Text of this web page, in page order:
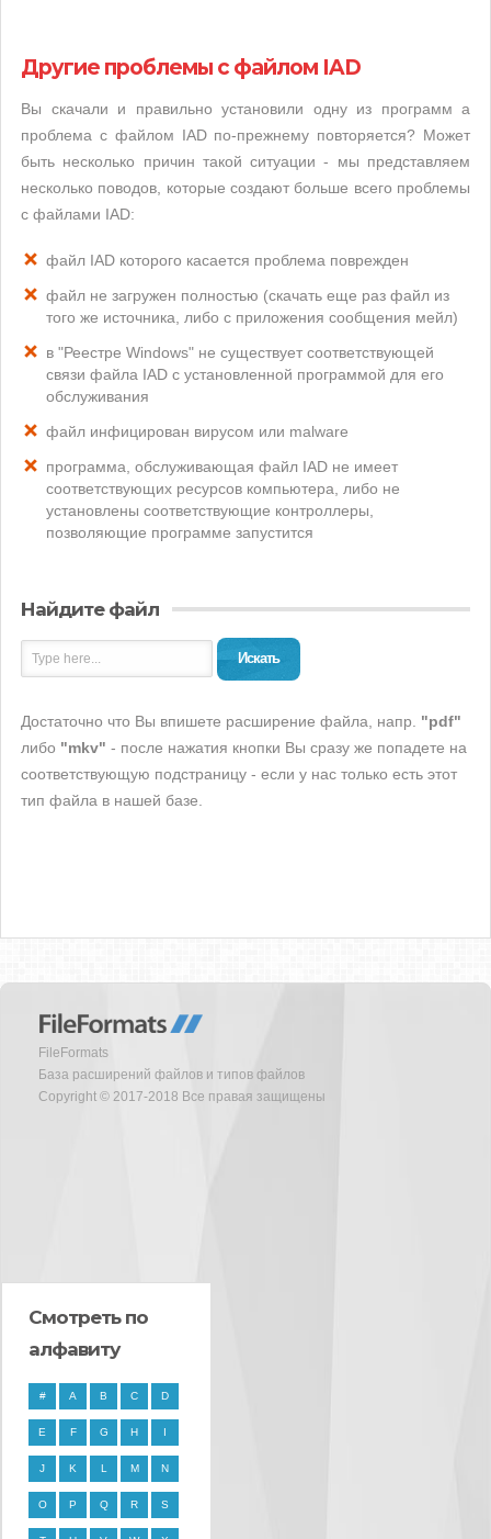
Другие проблемы с файлом IAD
Вы скачали и правильно установили одну из программ а
проблема с файлом IAD по-прежнему повторяется? Может
быть несколько причин такой ситуации - мы представляем
несколько поводов, которые создают больше всего проблемы
с файлами IAD:
файл IAD которого касается проблема поврежден
файл не загружен полностью (скачать еще раз файл из
того же источника, либо с приложения сообщения мейл)
в "Реестре Windows" не существует соответствующей
связи файла IAD с установленной программой для его
обслуживания
файл инфицирован вирусом или malware
программа, обслуживающая файл IAD не имеет
соответствующих ресурсов компьютера, либо не
установлены соответствующие контроллеры,
позволяющие программе запустится
Найдите файл
Искать
Достаточно что Вы впишете расширение файла, напр. "pdf"
либо "mkv" - после нажатия кнопки Вы сразу же попадете на
соответствующую подстраницу - если у нас только есть этот
тип файла в нашей базе.
FileFormats
База расширений файлов и типов файлов
Copyright © 2017-2018 Все правая защищены
Смотреть по
алфавиту
# A B C D
E F G H I
J K L M N
O P Q R S